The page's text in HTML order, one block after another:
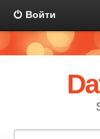
Войти